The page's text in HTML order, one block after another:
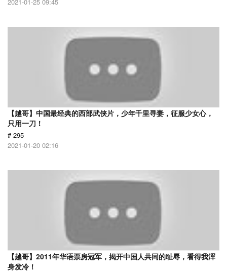
【越哥】中国最经典的西部武侠片，少年千里寻妻，征服少女心，
只用一刀！
# 295
2021-01-20 02:16
【越哥】2011年华语票房冠军，揭开中国人共同的耻辱，看得我浑
身发冷！